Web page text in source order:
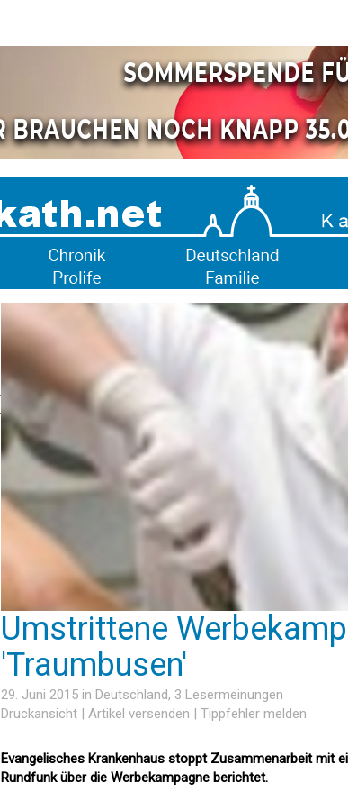
Umstrittene
'Traumbusen'
29. Juni 2015 in Deutschland, 3 Lesermeinungen
Druckansicht | Artikel versenden | Tippfehler melden
Evangelisches Krankenhaus stoppt Zusammenarbeit mit
Rundfunk über die Werbekampagne berichtet.